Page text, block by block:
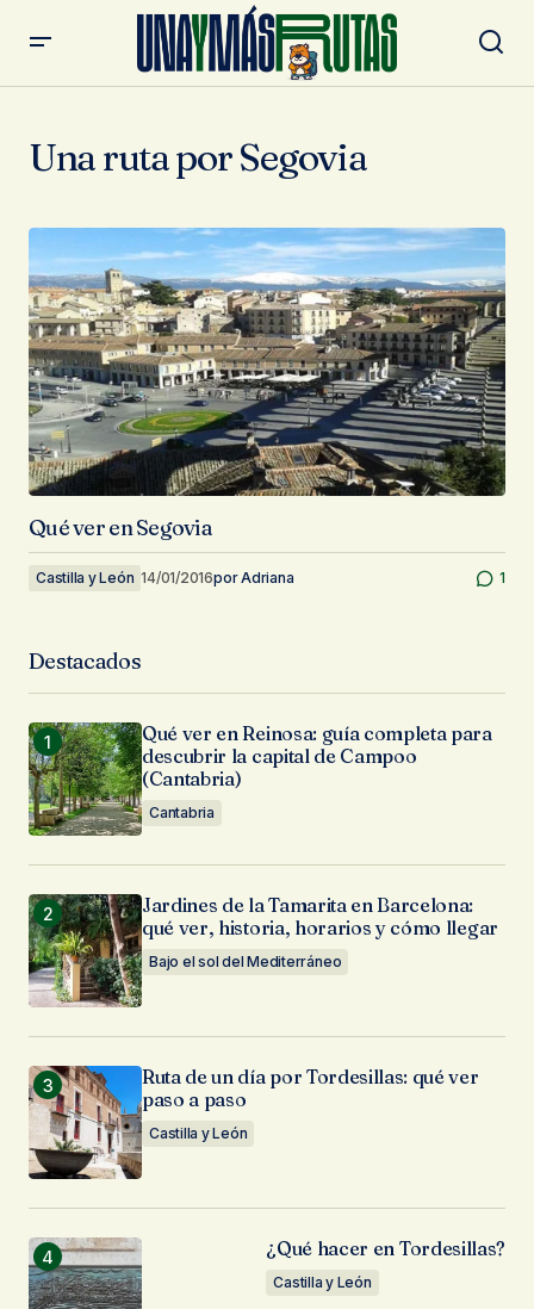
Una ruta por Segovia
Qué ver en Segovia
Castilla y León 14/01/2016porAdriana 1
Destacados
Qué ver en Reinosa: guía completa para
descubrir la capital de Campoo
(Cantabria)
Cantabria
Jardines de la Tamarita en Barcelona:
qué ver, historia, horarios y cómo llegar
Bajo el sol del Mediterráneo
Ruta de un día por Tordesillas: qué ver
paso a paso
Castilla y León
¿Qué hacer en Tordesillas?
Castilla y León